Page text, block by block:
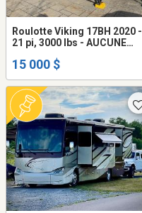
Roulotte Viking 17BH 2020 -
21 pi, 3000 lbs - AUCUNE
15 000 $